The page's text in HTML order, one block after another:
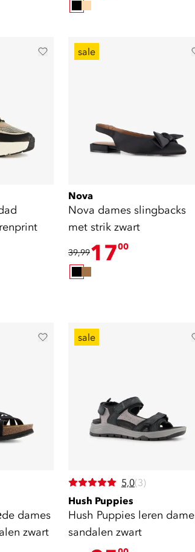
sale
Nova
Nova dames slingbacks
met strik zwart
39,991700
dames
zwart
sale
5,0(3)
Hush Puppies
Hush Puppies leren
sandalen zwart